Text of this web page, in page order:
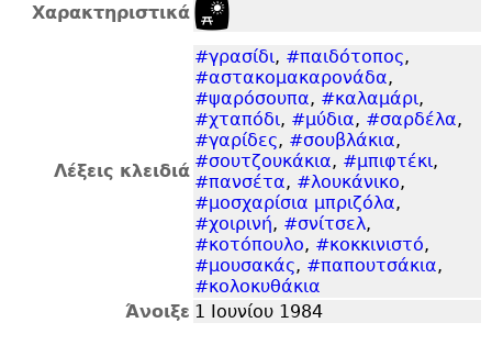
Χαρακτηριστικά
Λέξεις κλειδιά
#γρασίδι, #παιδότοπος,
#αστακομακαρονάδα,
#ψαρόσουπα, #καλαμάρι,
#χταπόδι, #μύδια, #σαρδέλα,
#γαρίδες, #σουβλάκια,
#σουτζουκάκια, #μπιφτέκι,
#πανσέτα, #λουκάνικο,
#μοσχαρίσια μπριζόλα,
#χοιρινή, #σνίτσελ,
#κοτόπουλο, #κοκκινιστό,
#μουσακάς, #παπουτσάκια,
#κολοκυθάκια
Άνοιξε 1 Ιουνίου 1984